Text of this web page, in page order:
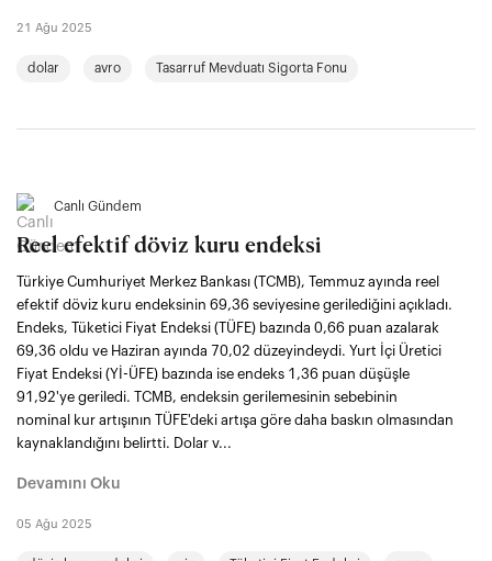
21 Ağu 2025
dolar avro Tasarruf Mevduatı Sigorta Fonu
Canlı Gündem
Reel efektif döviz kuru endeksi
Türkiye Cumhuriyet Merkez Bankası (TCMB), Temmuz ayında reel
efektif döviz kuru endeksinin 69,36 seviyesine gerilediğini açıkladı.
Endeks, Tüketici Fiyat Endeksi (TÜFE) bazında 0,66 puan azalarak
69,36 oldu ve Haziran ayında 70,02 düzeyindeydi. Yurt İçi Üretici
Fiyat Endeksi (Yİ-ÜFE) bazında ise endeks 1,36 puan düşüşle
91,92'ye geriledi. TCMB, endeksin gerilemesinin sebebinin
nominal kur artışının TÜFE'deki artışa göre daha baskın olmasından
kaynaklandığını belirtti. Dolar v...
Devamını Oku
05 Ağu 2025